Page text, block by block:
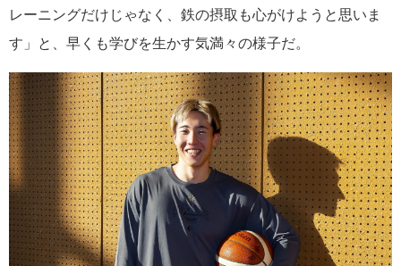
レーニングだけじゃなく、鉄の摂取も心がけようと思いま
す」と、早くも学びを生かす気満々の様子だ。